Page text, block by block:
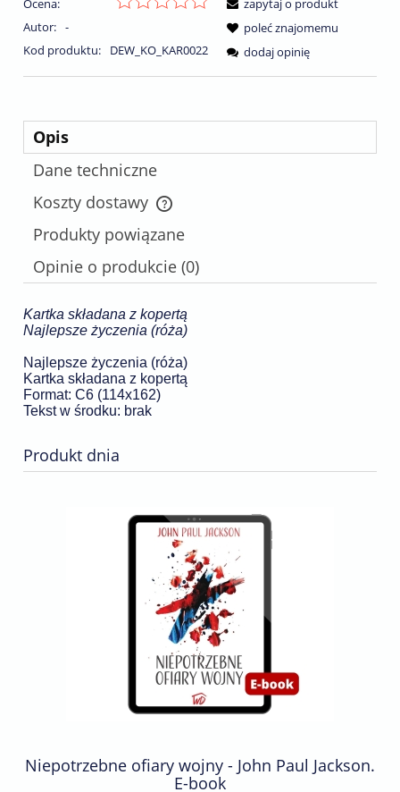
Ocena:
Autor: -
Kod produktu:
DEW_KO_KAR0022
zapytaj o produkt
poleć znajomemu
dodaj opinię
Opis
Dane techniczne
Koszty dostawy
Cena nie zawiera ewentualnych kosztów płatności
Produkty powiązane
Opinie o produkcie (0)
Kartka składana z kopertą
Najlepsze życzenia (róża)
Najlepsze życzenia (róża)
Kartka składana z kopertą
Format: C6 (114x162)
Tekst w środku: brak
Produkt dnia
Niepotrzebne ofiary wojny - John Paul Jackson.
E-book